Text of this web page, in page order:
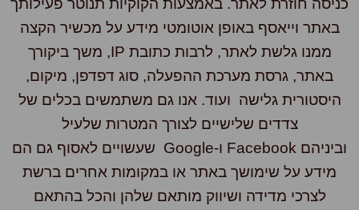
חוזרת לאתר. באמצעות הקוקיות תנוטר פעילותך
באתר וייאסף באופן אוטומטי מידע על מכשיר הקצה
ממנו גלשת לאתר, לרבות כתובת IP, משך ביקורך
באתר, גרסת מערכת ההפעלה, סוג דפדפן, מיקום,
גלישה ועוד. אנו גם משתמשים בכלים של
צדדים שלישיים לצורך המטרות שלעיל
וביניהם Facebook ו-Google שעשויים לאסוף גם הם
מידע על שימושך באתר או במקומות אחרים ברשת
לצרכי מדידה ושיווק מותאם שלהן והכל בהתאם